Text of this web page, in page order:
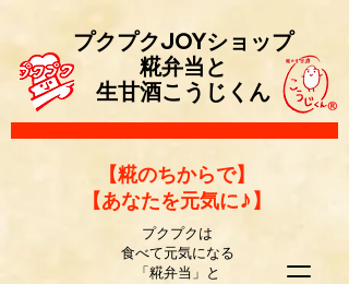
プクプクJOYショップ
糀弁当と
生甘酒こうじくん
​【糀のちからで】
【あなたを元気に♪】
プクプクは
食べて元気になる
「糀弁当」と